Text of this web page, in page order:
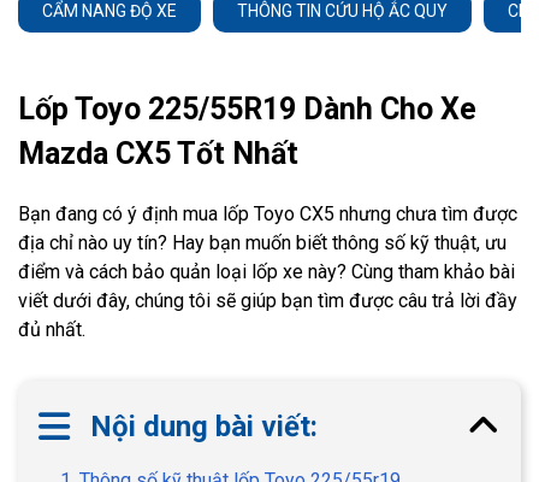
CẨM NANG ĐỘ XE THÔNG TIN CỨU HỘ ẮC QUY
Lốp Toyo 225/55R19 Dành Cho Xe
Mazda CX5 Tốt Nhất
Bạn đang có ý định mua lốp Toyo CX5 nhưng chưa tìm được
địa chỉ nào uy tín? Hay bạn muốn biết thông số kỹ thuật, ưu
điểm và cách bảo quản loại lốp xe này? Cùng tham khảo bài
viết dưới đây, chúng tôi sẽ giúp bạn tìm được câu trả lời đầy
đủ nhất.
Nội dung bài viết: